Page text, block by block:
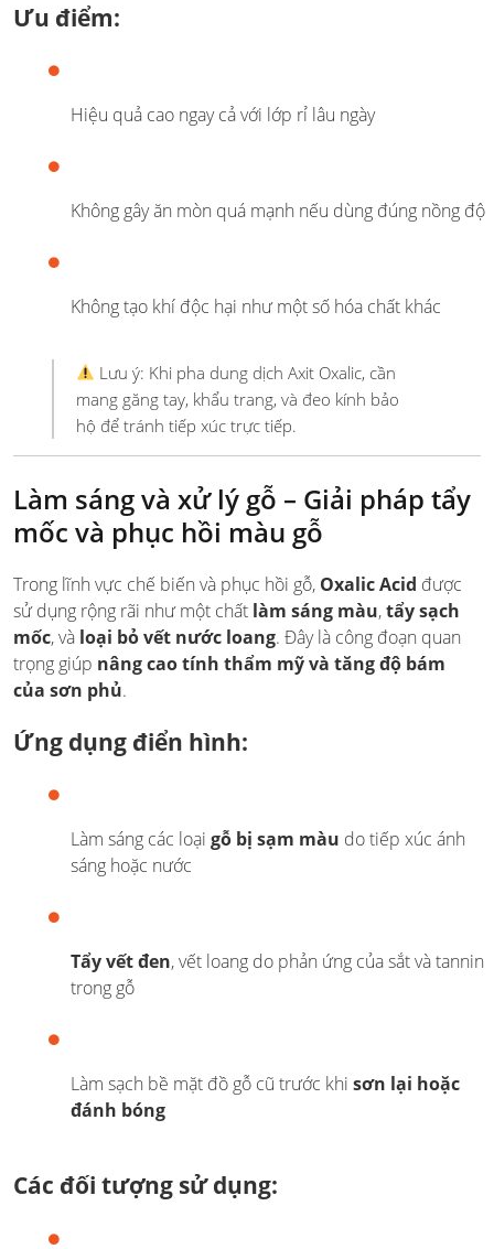
Ưu điểm:
Hiệu quả cao ngay cả với lớp rỉ lâu ngày
Không gây ăn mòn quá mạnh nếu dùng đúng nồng độ
Không tạo khí độc hại như một số hóa chất khác
Lưu ý: Khi pha dung dịch Axit Oxalic, cần
mang găng tay, khẩu trang, và đeo kính bảo
hộ để tránh tiếp xúc trực tiếp.
Làm sáng và xử lý gỗ – Giải pháp tẩy
mốc và phục hồi màu gỗ
Trong lĩnh vực chế biến và phục hồi gỗ, Oxalic Acid được
sử dụng rộng rãi như một chất làm sáng màu,tẩy sạch
mốc, và loại bỏ vết nước loang. Đây là công đoạn quan
trọng giúp nâng cao tính thẩm mỹ và tăng độ bám
của sơn phủ.
Ứng dụng điển hình:
Làm sáng các loại gỗ bị sạm màu do tiếp xúc ánh
sáng hoặc nước
Tẩy vết đen, vết loang do phản ứng của sắt và tannin
trong gỗ
Làm sạch bề mặt đồ gỗ cũ trước khi sơn lại hoặc
đánh bóng
Các đối tượng sử dụng: